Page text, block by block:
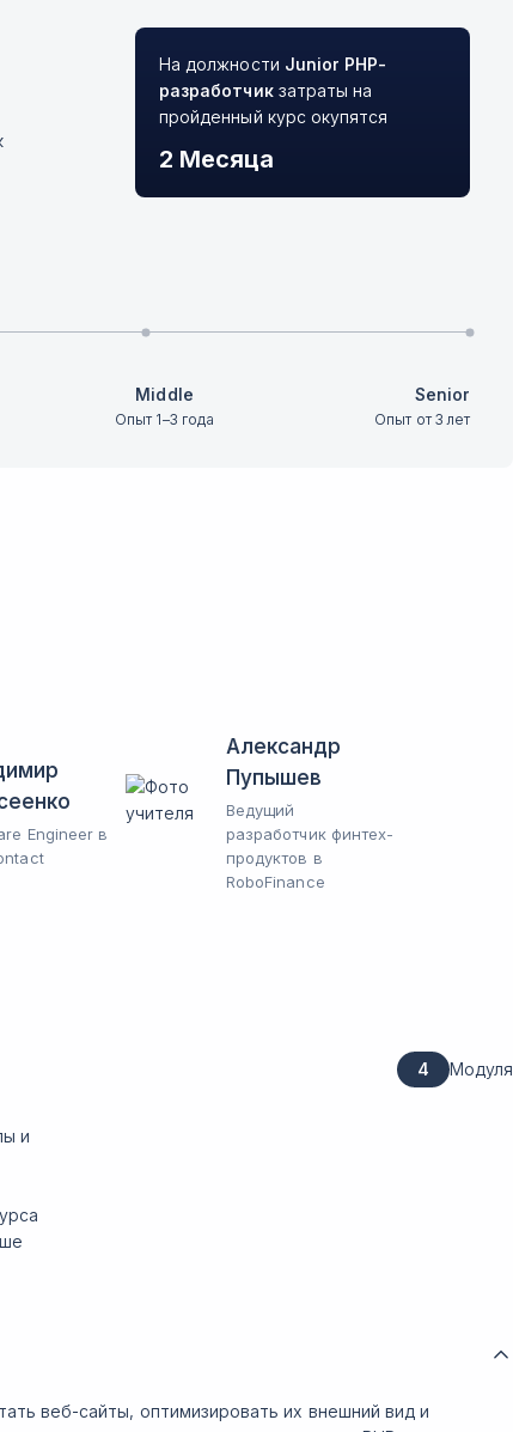
На должности Junior PHP-
разработчикзатраты на
пройденный курс окупятся
2 Месяца
Middle
Опыт 1–3 года
Senior
Опыт от 3 лет
Engineer в
Александр
Пупышев
Ведущий
разработчик финтех-
продуктов в
RoboFinance
и
4 Модуля
веб-сайты, оптимизировать их внешний вид и